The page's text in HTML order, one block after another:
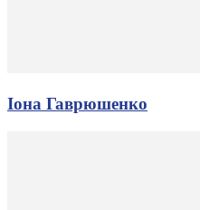
Іона Гаврюшенко